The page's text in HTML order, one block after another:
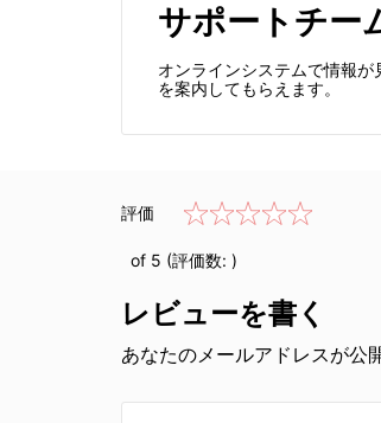
サポートチー
オンラインシステムで情報
を案内してもらえます。
評価
of 5 (評価数: )
レビューを書く
あなたのメールアドレスが公